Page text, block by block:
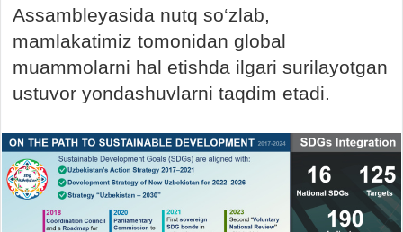
Assambleyasida nutq so‘zlab,
mamlakatimiz tomonidan global
muammolarni hal etishda ilgari surilayotgan
ustuvor yondashuvlarni taqdim etadi.